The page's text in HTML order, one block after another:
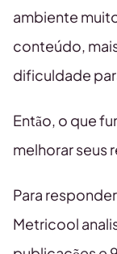
ambiente
conteúdo,
dificuldade
Então, o que
melhorar seus
Para
Metricool